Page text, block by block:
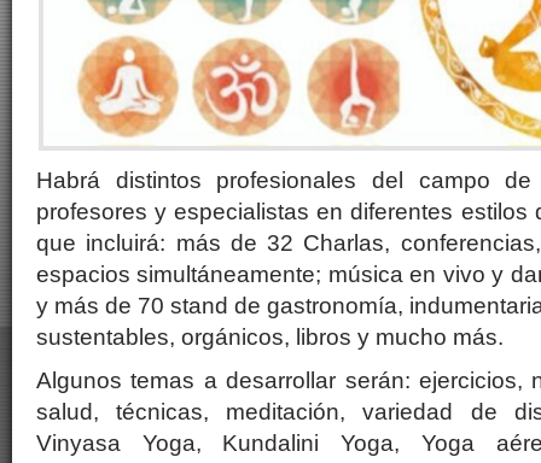
Habrá distintos profesionales del campo
profesores y especialistas en diferentes estilos
que incluirá: más de 32 Charlas,
espacios simultáneamente; música en vivo y
y más de 70 stand de gastronomía,
sustentables, orgánicos, libros y mucho más.
Algunos temas a desarrollar serán: ejercicios,
salud, técnicas, meditación, variedad de
Vinyasa Yoga, Kundalini Yoga, Yoga